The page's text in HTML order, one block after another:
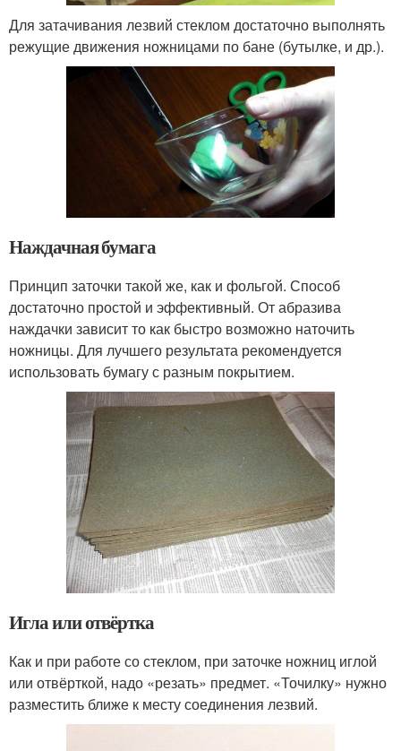
Для затачивания лезвий стеклом достаточно выполнять
режущие движения ножницами по бане (бутылке, и др.).
Наждачная бумага
Принцип заточки такой же, как и фольгой. Способ
достаточно простой и эффективный. От абразива
наждачки зависит то как быстро возможно наточить
ножницы. Для лучшего результата рекомендуется
использовать бумагу с разным покрытием.
Игла или отвёртка
Как и при работе со стеклом, при заточке ножниц иглой
или отвёрткой, надо «резать» предмет. «Точилку» нужно
разместить ближе к месту соединения лезвий.